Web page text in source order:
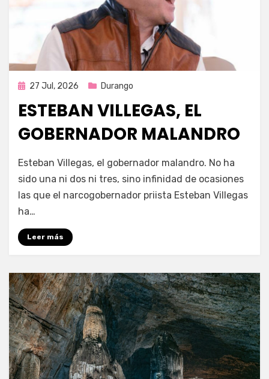
Publicada
27 Jul, 2026 Durango
ESTEBAN VILLEGAS, EL
GOBERNADOR MALANDRO
por Fernando Miranda Servín
Esteban Villegas, el gobernador malandro. No ha
sido una ni dos ni tres, sino infinidad de ocasiones
las que el narcogobernador priista Esteban Villegas
ha…
Leer más